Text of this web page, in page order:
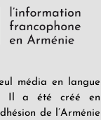
média en langue
Il a été créé en
de l’Arménie